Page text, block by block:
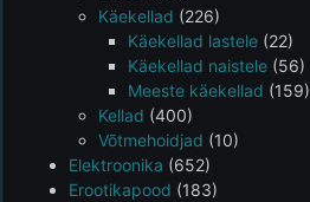
Käekellad (226)
Käekellad lastele (22)
Käekellad naistele (56)
Meeste käekellad (159)
Kellad (400)
Võtmehoidjad (10)
Elektroonika (652)
Erootikapood (183)